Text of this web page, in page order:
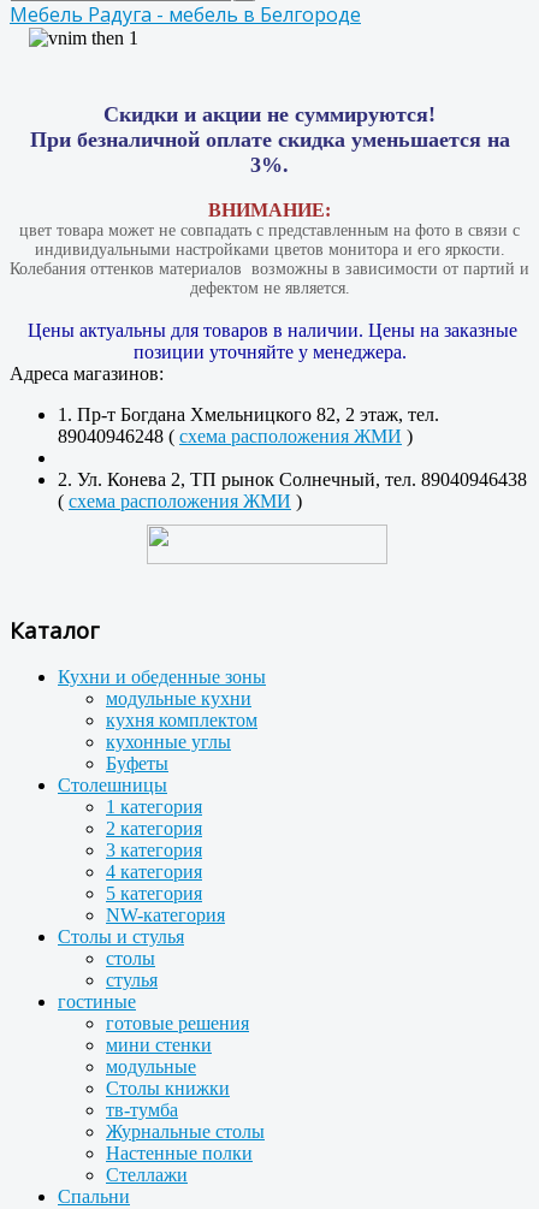
Мебель Радуга - мебель в Белгороде
Скидки и акции не суммируются!
При безналичной оплате скидка уменьшается на
3%.
ВНИМАНИЕ:
цвет товара может не совпадать с представленным на фото в связи с
индивидуальными настройками цветов монитора и его яркости.
Колебания оттенков материалов​ ​ возможны в зависимости от партий и
дефектом не является.
Цены актуальны для товаров в наличии. Цены на заказные
позиции уточняйте у менеджера.
Адреса магазинов:
1. Пр-т Богдана Хмельницкого 82, 2 этаж, тел.
89040946248 ( схема расположения ЖМИ )
2. Ул. Конева 2, ТП рынок Солнечный, тел. 89040946438
( схема расположения ЖМИ )
Каталог
Кухни и обеденные зоны
модульные кухни
кухня комплектом
кухонные углы
Буфеты
Столешницы
1 категория
2 категория
3 категория
4 категория
5 категория
NW-категория
Столы и стулья
столы
стулья
гостиные
готовые решения
мини стенки
модульные
Столы книжки
тв-тумба
Журнальные столы
Настенные полки
Стеллажи
Спальни